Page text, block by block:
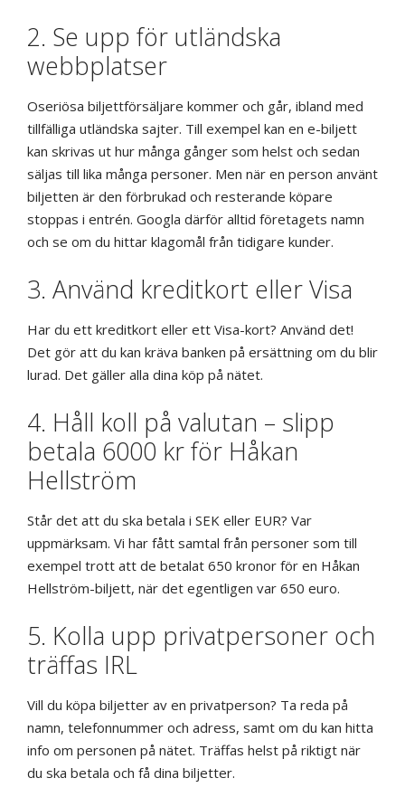
2. Se upp för utländska
webbplatser
Oseriösa biljettförsäljare kommer och går, ibland med
tillfälliga utländska sajter. Till exempel kan en e-biljett
kan skrivas ut hur många gånger som helst och sedan
säljas till lika många personer. Men när en person använt
biljetten är den förbrukad och resterande köpare
stoppas i entrén. Googla därför alltid företagets namn
och se om du hittar klagomål från tidigare kunder.
3. Använd kreditkort eller Visa
Har du ett kreditkort eller ett Visa-kort? Använd det!
Det gör att du kan kräva banken på ersättning om du blir
lurad. Det gäller alla dina köp på nätet.
4. Håll koll på valutan – slipp
betala 6000 kr för Håkan
Hellström
Står det att du ska betala i SEK eller EUR? Var
uppmärksam. Vi har fått samtal från personer som till
exempel trott att de betalat 650 kronor för en Håkan
Hellström-biljett, när det egentligen var 650 euro.
5. Kolla upp privatpersoner och
träffas IRL
Vill du köpa biljetter av en privatperson? Ta reda på
namn, telefonnummer och adress, samt om du kan hitta
info om personen på nätet. Träffas helst på riktigt när
du ska betala och få dina biljetter.